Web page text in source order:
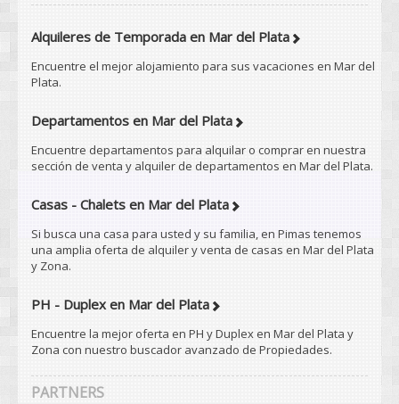
Alquileres de Temporada en Mar del Plata
Encuentre el mejor alojamiento para sus vacaciones en Mar del
Plata.
Departamentos en Mar del Plata
Encuentre departamentos para alquilar o comprar en nuestra
sección de venta y alquiler de departamentos en Mar del Plata.
Casas - Chalets en Mar del Plata
Si busca una casa para usted y su familia, en Pimas tenemos
una amplia oferta de alquiler y venta de casas en Mar del Plata
y Zona.
PH - Duplex en Mar del Plata
Encuentre la mejor oferta en PH y Duplex en Mar del Plata y
Zona con nuestro buscador avanzado de Propiedades.
PARTNERS